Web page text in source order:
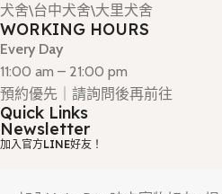
犬舍\台中犬舍\大里犬舍
WORKING HOURS
Every Day
11:00 am – 21:00 pm
預約優先｜請詢問後再前往
Quick Links
Newsletter
加入官方LINE好友！